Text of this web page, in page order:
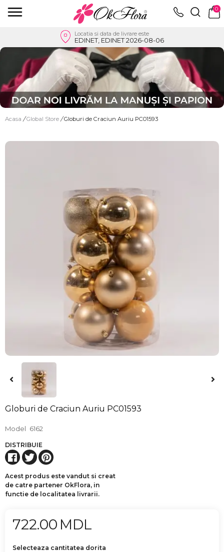
0
Locatia si data de livrare este
EDINET, EDINET 2026-08-06
Acasa / Global Store / Globuri de Craciun Auriu PC01593
Globuri de Craciun Auriu PC01593
Model 6162
DISTRIBUIE
Acest produs este vandut si creat
de catre partener OkFlora, in
functie de localitatea livrarii.
722.00 MDL
Selecteaza cantitatea dorita